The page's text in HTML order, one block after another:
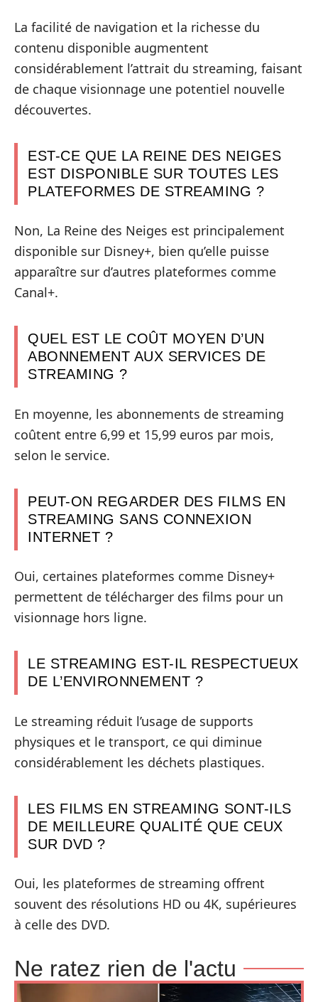
La facilité de navigation et la richesse du
contenu disponible augmentent
considérablement l’attrait du streaming, faisant
de chaque visionnage une potentiel nouvelle
découvertes.
EST-CE QUE LA REINE DES NEIGES
EST DISPONIBLE SUR TOUTES LES
PLATEFORMES DE STREAMING ?
Non, La Reine des Neiges est principalement
disponible sur Disney+, bien qu’elle puisse
apparaître sur d’autres plateformes comme
Canal+.
QUEL EST LE COÛT MOYEN D’UN
ABONNEMENT AUX SERVICES DE
STREAMING ?
En moyenne, les abonnements de streaming
coûtent entre 6,99 et 15,99 euros par mois,
selon le service.
PEUT-ON REGARDER DES FILMS EN
STREAMING SANS CONNEXION
INTERNET ?
Oui, certaines plateformes comme Disney+
permettent de télécharger des films pour un
visionnage hors ligne.
LE STREAMING EST-IL RESPECTUEUX
DE L’ENVIRONNEMENT ?
Le streaming réduit l’usage de supports
physiques et le transport, ce qui diminue
considérablement les déchets plastiques.
LES FILMS EN STREAMING SONT-ILS
DE MEILLEURE QUALITÉ QUE CEUX
SUR DVD ?
Oui, les plateformes de streaming offrent
souvent des résolutions HD ou 4K, supérieures
à celle des DVD.
Ne ratez rien de l'actu